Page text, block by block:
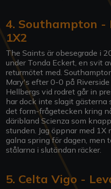
4. Southampton -
1X2
The Saints är obesegrade i
under Tonda Eckert, en svit
returmötet med.
Mary's efter 0-0 på
Hellbergs vid rodret går in
har dock inte slagit
det form-frågetecken kring
däribland Scienza som
stunden. Jag öppnar med 1X
galna spring för dagen, men
stålarna i slutändan räcker.
5. Celta Vigo -